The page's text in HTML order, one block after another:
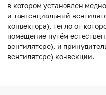
в котором установлен
и тангенциальный
конвектора), тепло от
помещение путём
вентиляторе), и
вентиляторе) конвекции.